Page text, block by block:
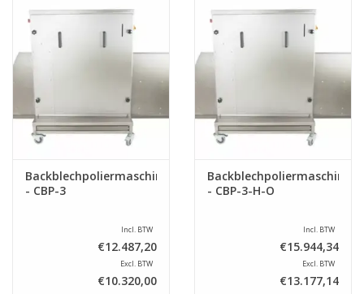
Backblechpoliermaschine
- CBP-3
Incl. BTW
€12.487,20
Excl. BTW
€10.320,00
Backblechpoliermaschine
- CBP-3-H-O
Incl. BTW
€15.944,34
Excl. BTW
€13.177,14